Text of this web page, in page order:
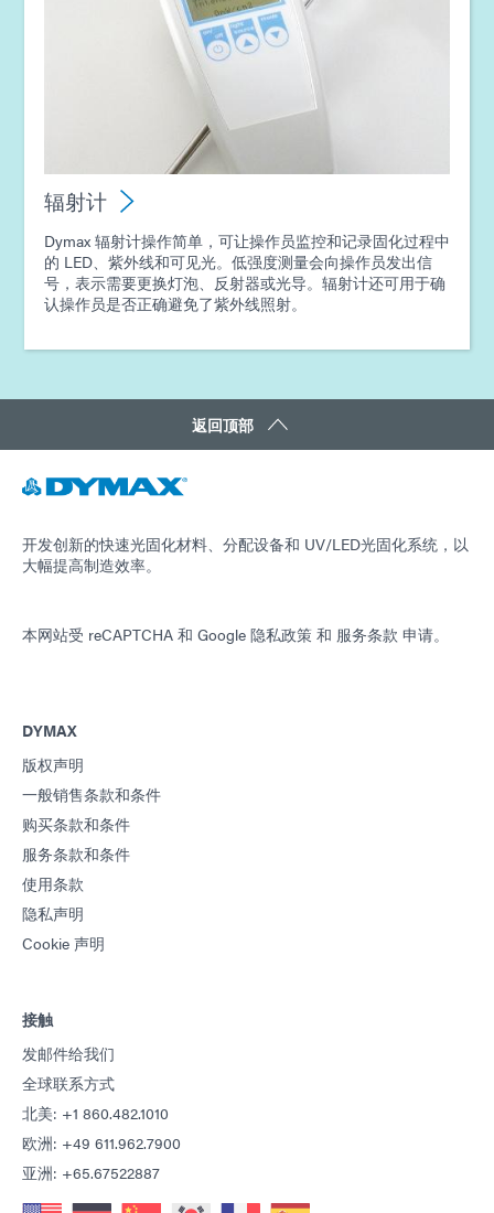
辐射计
Dymax 辐射计操作简单，可让操作员监控和记录固化过程中
的 LED、紫外线和可见光。低强度测量会向操作员发出信
号，表示需要更换灯泡、反射器或光导。辐射计还可用于确
认操作员是否正确避免了紫外线照射。
返回顶部
开发创新的快速光固化材料、分配设备和 UV/LED光固化系统，以
大幅提高制造效率。
本网站受 reCAPTCHA 和 Google 隐私政策 和 服务条款 申请。
DYMAX
版权声明
一般销售条款和条件
购买条款和条件
服务条款和条件
使用条款
隐私声明
Cookie 声明
接触
发邮件给我们
全球联系方式
北美: +1 860.482.1010
欧洲: +49 611.962.7900
亚洲: +65.67522887